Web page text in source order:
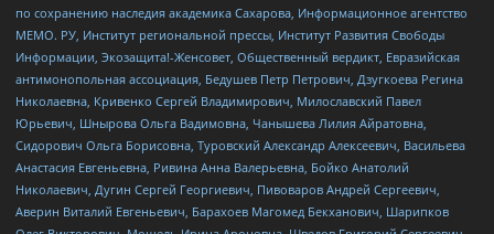
по сохранению наследия академика Сахарова, Информационное агентство
МЕМО. РУ, Институт региональной прессы, Институт Развития Свободы
Информации, Экозащита!-Женсовет, Общественный вердикт, Евразийская
антимонопольная ассоциация, Бедушев Петр Петрович, Дзугкоева Регина
Николаевна, Кривенко Сергей Владимирович, Милославский Павел
Юрьевич, Шнырова Ольга Вадимовна, Чанышева Лилия Айратовна,
Сидорович Ольга Борисовна, Туровский Александр Алексеевич, Васильева
Анастасия Евгеньевна, Ривина Анна Валерьевна, Бойко Анатолий
Николаевич, Дугин Сергей Георгиевич, Пивоваров Андрей Сергеевич,
Аверин Виталий Евгеньевич, Барахоев Магомед Бекханович, Шарипков